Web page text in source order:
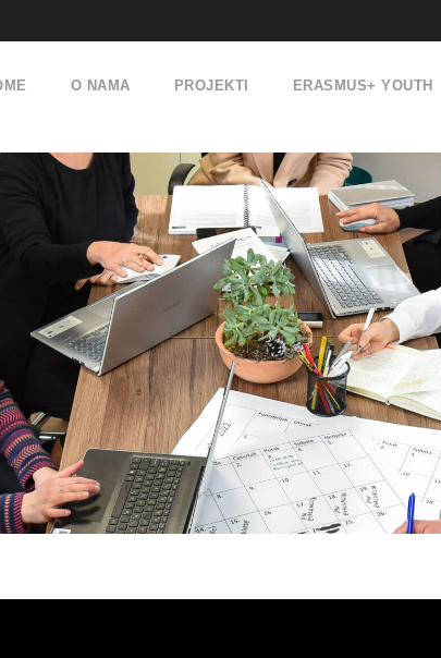
O NAMA PROJEKTI ERASMUS+ YOUTH